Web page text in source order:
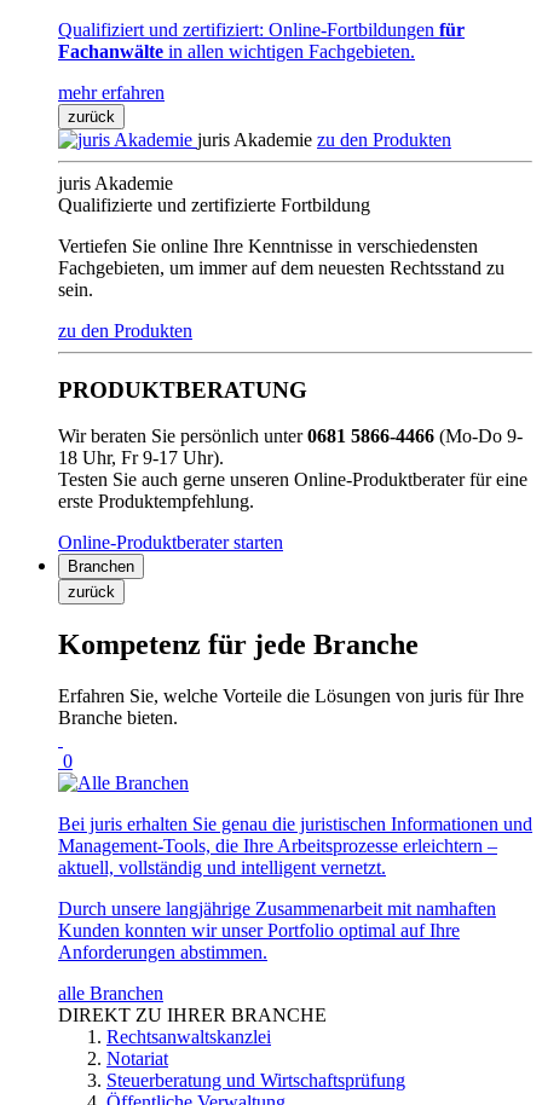
Qualifiziert und zertifiziert: Online-Fortbildungen für
Fachanwälte in allen wichtigen Fachgebieten.
mehr erfahren
zurück
juris Akademie zu den Produkten
juris Akademie
Qualifizierte und zertifizierte Fortbildung
Vertiefen Sie online Ihre Kenntnisse in verschiedensten
Fachgebieten, um immer auf dem neuesten Rechtsstand zu
sein.
zu den Produkten
PRODUKTBERATUNG
Wir beraten Sie persönlich unter0681 5866-4466 (Mo-Do 9-
18 Uhr, Fr 9-17 Uhr).
Testen Sie auch gerne unseren Online-Produktberater für eine
erste Produktempfehlung.
Online-Produktberater starten
Branchen
zurück
Kompetenz für jede Branche
Erfahren Sie, welche Vorteile die Lösungen von juris für Ihre
Branche bieten.
0
Bei juris erhalten Sie genau die juristischen Informationen und
Management-Tools, die Ihre Arbeitsprozesse erleichtern –
aktuell, vollständig und intelligent vernetzt.
Durch unsere langjährige Zusammenarbeit mit namhaften
Kunden konnten wir unser Portfolio optimal auf Ihre
Anforderungen abstimmen.
alle Branchen
DIREKT ZU IHRER BRANCHE
Rechtsanwaltskanzlei
Notariat
Steuerberatung und Wirtschaftsprüfung